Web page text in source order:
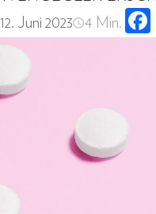
12. Juni 2023 4 Min.